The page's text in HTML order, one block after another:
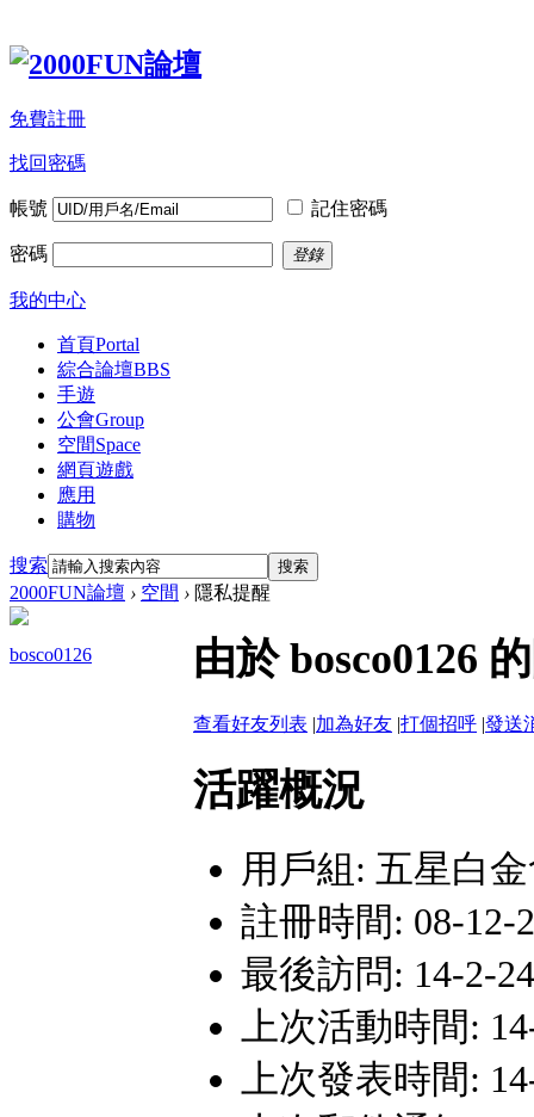
免費註冊
找回密碼
帳號 記住密碼
密碼 登錄
我的中心
首頁Portal
綜合論壇BBS
手遊
公會Group
空間Space
網頁遊戲
應用
購物
搜索 搜索
2000FUN論壇 › 空間 › 隱私提醒
bosco0126 由於 bosco0126
查看好友列表 |加為好友 |打個招呼 |發送
活躍概況
用戶組: 五星白
註冊時間: 08-12-
最後訪問: 14-2-
上次活動時間:
上次發表時間: